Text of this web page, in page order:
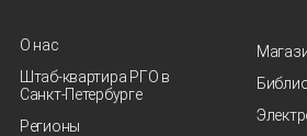
О нас
Штаб-квартира РГО в
Санкт‑Петербурге
Регионы